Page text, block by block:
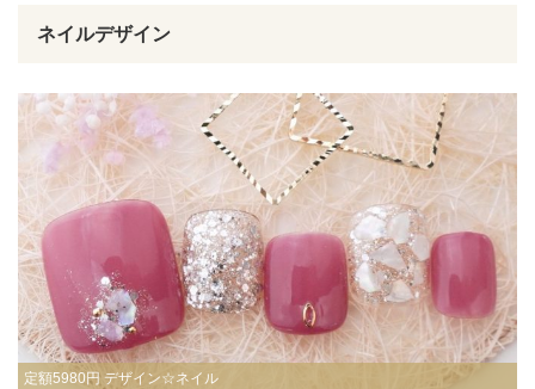
ネイルデザイン
定額5980円 デザイン☆ネイル